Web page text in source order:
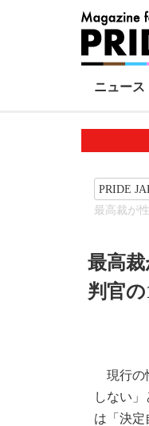
ニュース
PRIDE
最高裁が
最高
判官
現行の
しない
は「決定